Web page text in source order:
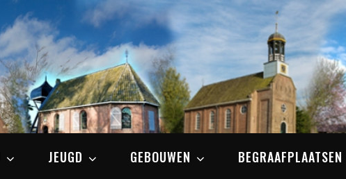
JEUGD GEBOUWEN BEGRAAFPLAATSEN